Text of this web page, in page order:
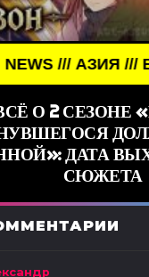
/// BREAKING
О 2 СЕЗОНЕ
ДАТА
СЮЖЕТА